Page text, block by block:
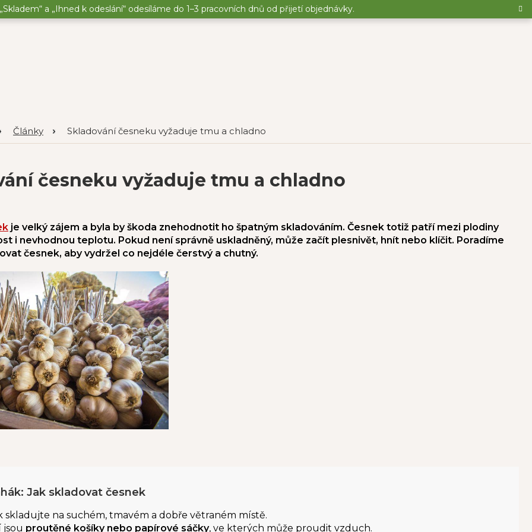
a „Ihned k odeslání“ odesíláme do 1–3 pracovních dnů od přijetí objednávky.
Články Skladování česneku vyžaduje tmu a chladno
česneku vyžaduje tmu a chladno
je velký zájem a byla by škoda znehodnotit ho špatným skladováním. Česnek totiž patří mezi plodiny
i nevhodnou teplotu. Pokud není správně uskladněný, může začít plesnivět, hnít nebo klíčit. Poradíme
česnek, aby vydržel co nejdéle čerstvý a chutný.
Jak skladovat česnek
skladujte na suchém, tmavém a dobře větraném místě.
jsou proutěné košíky nebo papírové sáčky, ve kterých může proudit vzduch.